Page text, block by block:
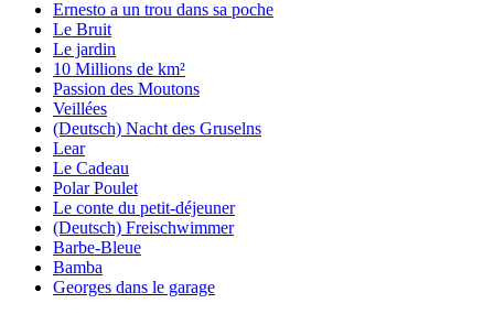
Ernesto a un trou dans sa poche
Le Bruit
Le jardin
10 Millions de km²
Passion des Moutons
Veillées
(Deutsch) Nacht des Gruselns
Lear
Le Cadeau
Polar Poulet
Le conte du petit-déjeuner
(Deutsch) Freischwimmer
Barbe-Bleue
Bamba
Georges dans le garage